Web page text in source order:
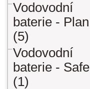
Vodovodní
baterie - Plan
(5)
Vodovodní
baterie - Safe
(1)